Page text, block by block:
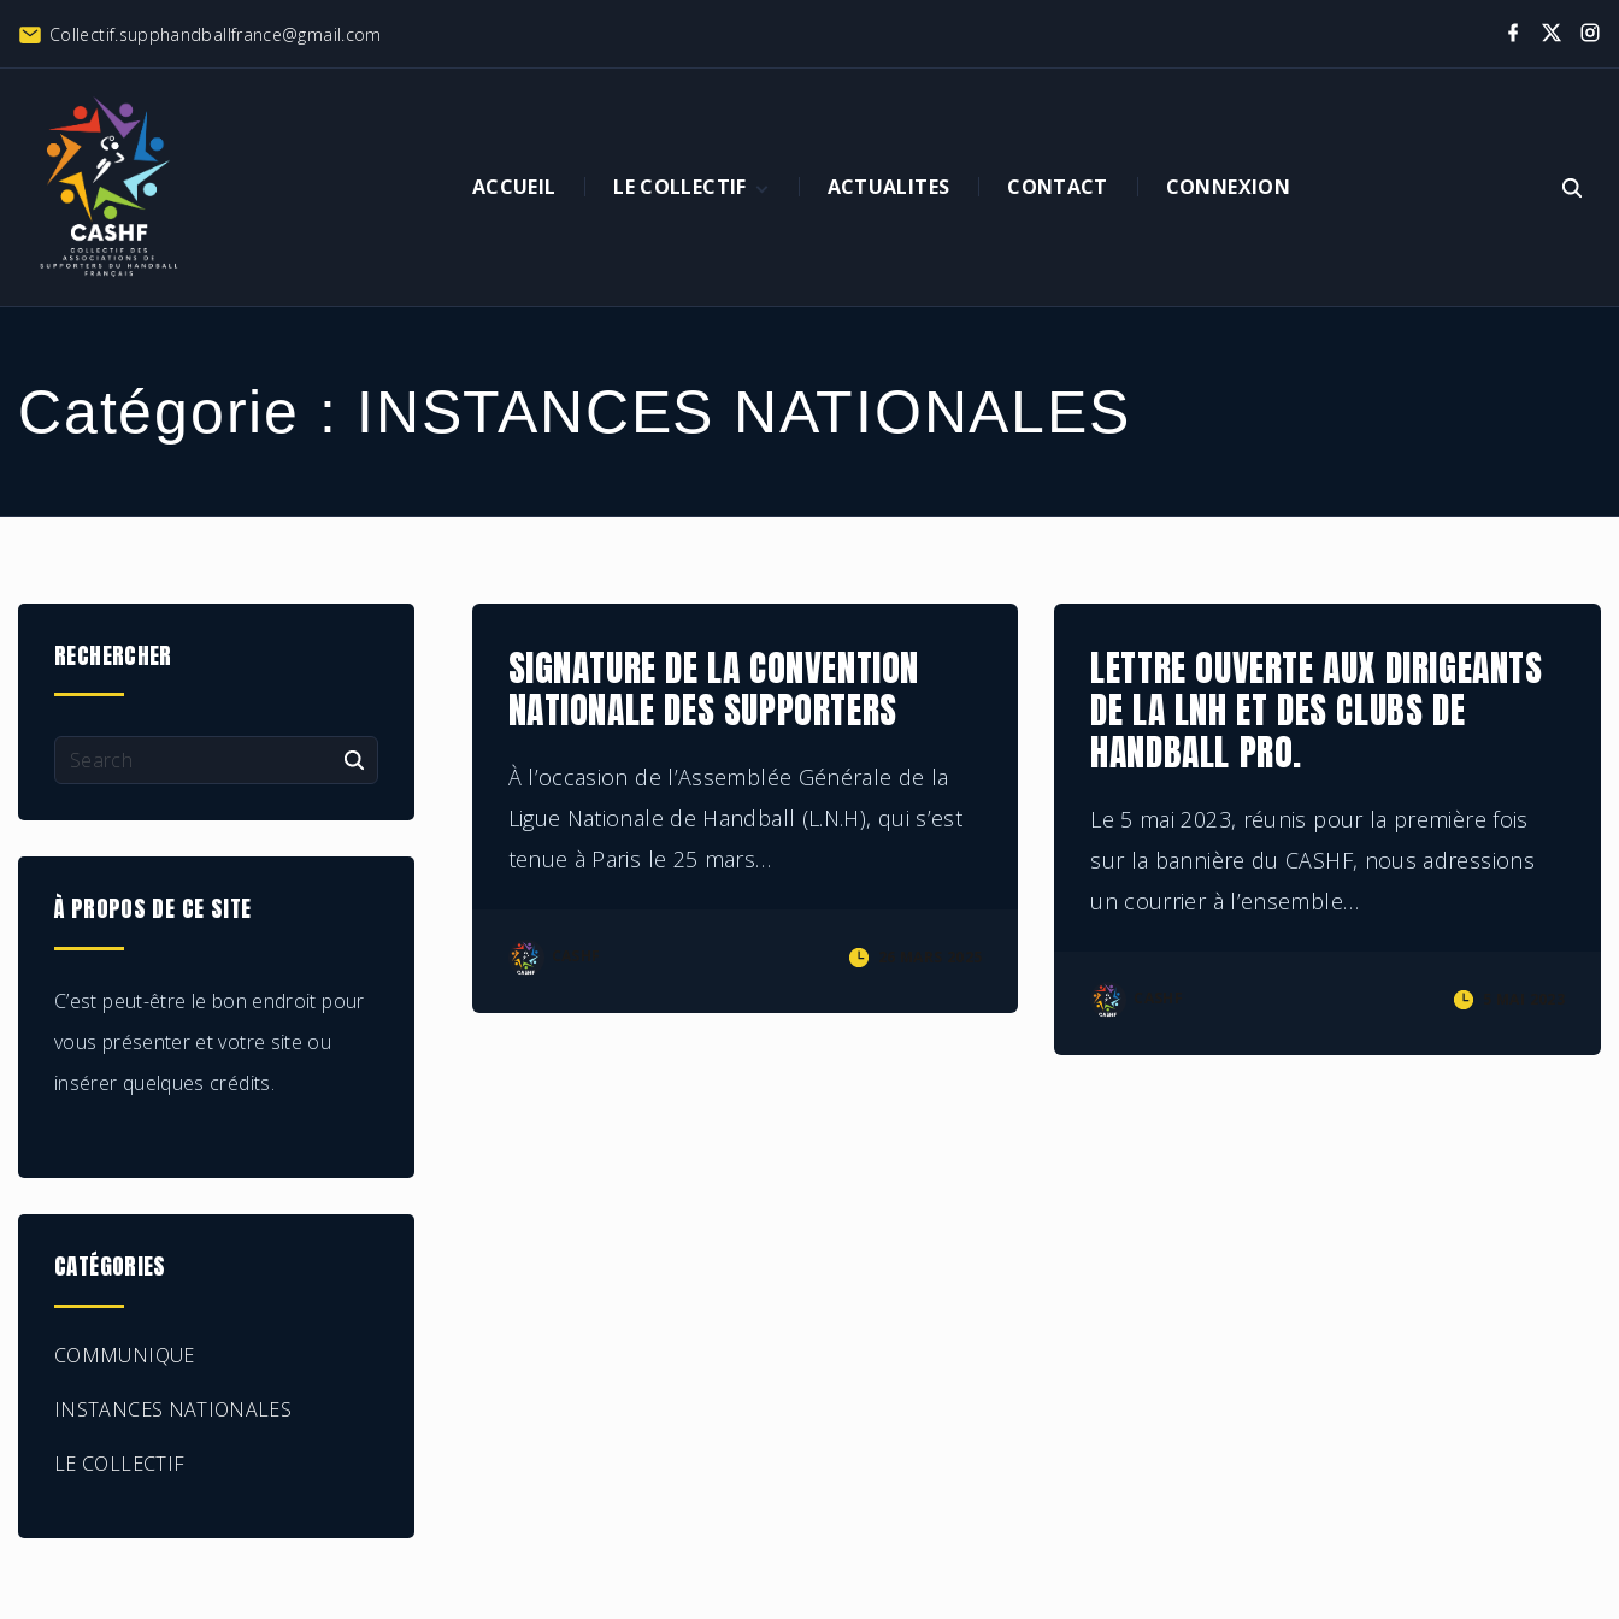
Collectif.supphandballfrance@gmail.com
ACCUEIL LE COLLECTIF
NOS MEMBRES
ACTUALITES CONTACT CONNEXION
Catégorie : INSTANCES NATIONALES
COMMUNIQUE
INSTANCES NATIONALES
SIGNATURE DE LA CONVENTION
NATIONALE DES SUPPORTERS
À l’occasion de l’Assemblée Générale de la
Ligue Nationale de Handball (L.N.H), qui s’est
tenue à Paris le 25 mars…
LETTRE OUVERTE AUX DIRIGEANTS
DE LA LNH ET DES CLUBS DE
HANDBALL PRO.
Le 5 mai 2023, réunis pour la première fois
sur la bannière du CASHF, nous adressions
un courrier à l’ensemble…
RECHERCHER
À PROPOS DE CE SITE
C’est peut-être le bon endroit pour
vous présenter et votre site ou
insérer quelques crédits.
CATÉGORIES
COMMUNIQUE
INSTANCES NATIONALES
LE COLLECTIF